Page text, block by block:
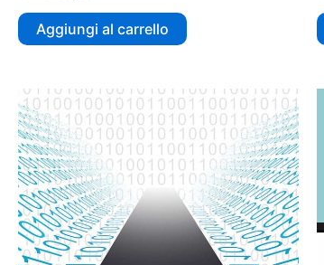
Aggiungi al carrello